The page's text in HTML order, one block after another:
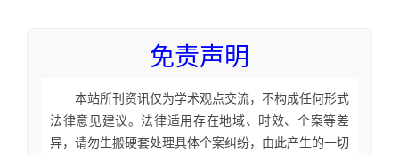
免责声明
本站所刊资讯仅为学术观点交流，不构成任何形式
法律意见建议。法律适用存在地域、时效、个案等差
异，请勿生搬硬套处理具体个案纠纷，由此产生的一切